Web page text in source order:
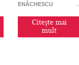
ENĂCHESCU
Citește mai
mult